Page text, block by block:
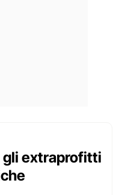
gli extraprofitti